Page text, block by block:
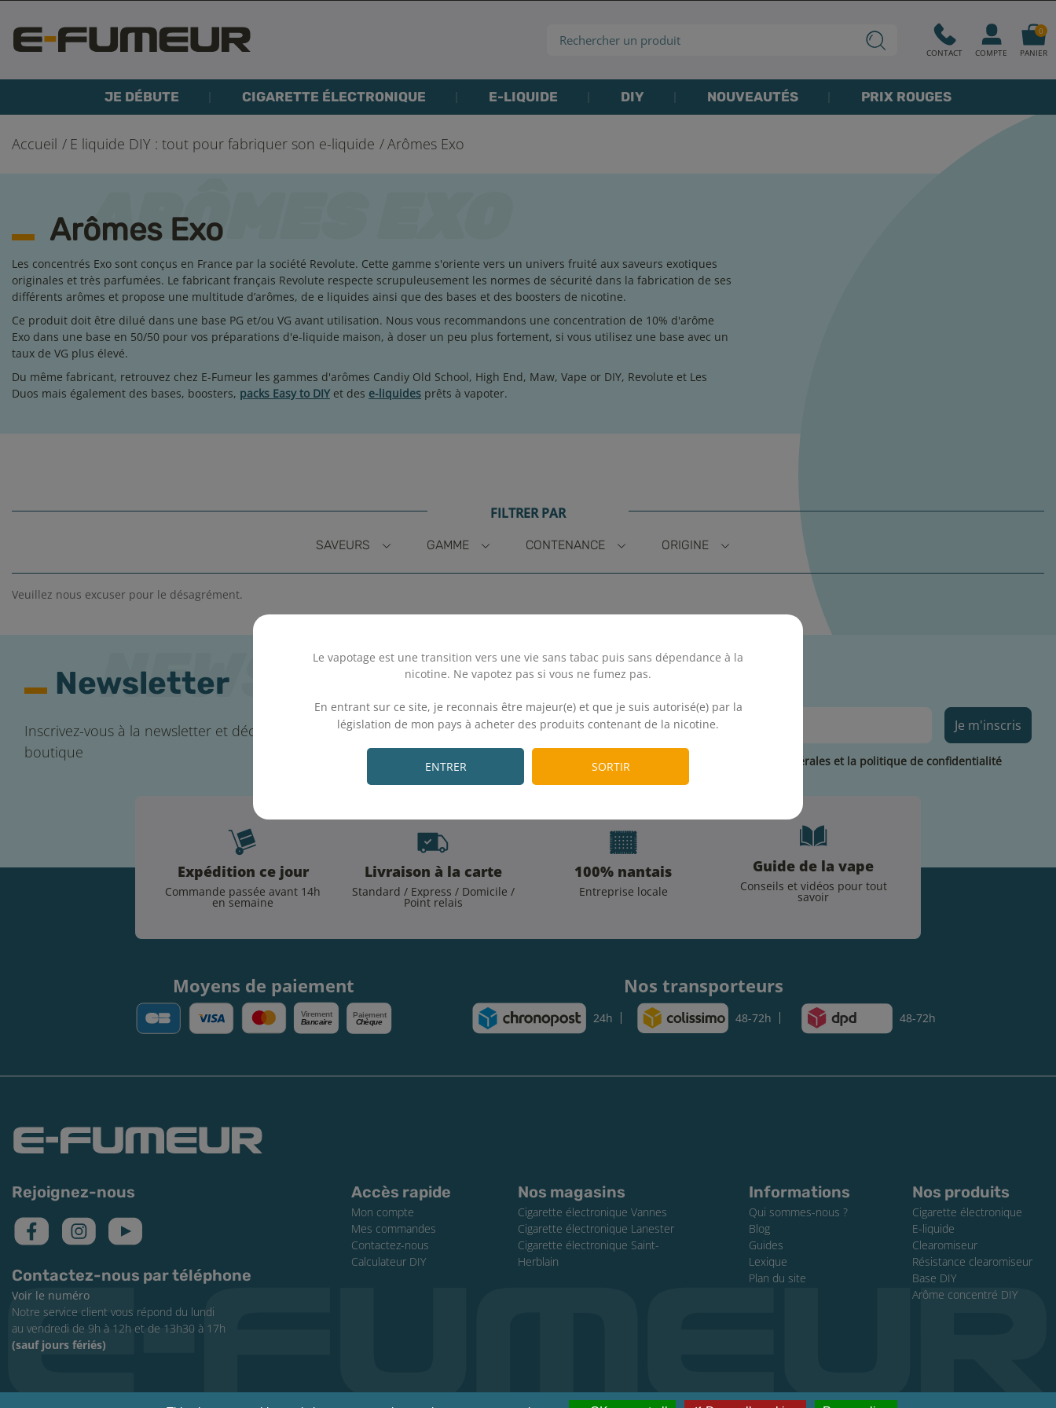
Le vapotage est une transition vers une vie sans tabac puis sans dépendance à la
nicotine. Ne vapotez pas si vous ne fumez pas.
En entrant sur ce site, je reconnais être majeur(e) et que je suis autorisé(e) par la
législation de mon pays à acheter des produits contenant de la nicotine.
ENTRER SORTIR
CONTACT COMPTE PANIER
0
JE DÉBUTE CIGARETTE ÉLECTRONIQUE E-LIQUIDE DIY NOUVEAUTÉS PRIX ROUGES
Accueil E liquide DIY : tout pour fabriquer son e-liquide Arômes Exo
Arômes Exo
Les concentrés Exo sont conçus en France par la société Revolute. Cette gamme s'oriente vers un univers fruité aux saveurs exotiques
originales et très parfumées. Le fabricant français Revolute respecte scrupuleusement les normes de sécurité dans la fabrication de ses
différents arômes et propose une multitude d’arômes, de e liquides ainsi que des bases et des boosters de nicotine.
Ce produit doit être dilué dans une base PG et/ou VG avant utilisation. Nous vous recommandons une concentration de 10% d'arôme
Exo dans une base en 50/50 pour vos préparations d'e-liquide maison, à doser un peu plus fortement, si vous utilisez une base avec un
taux de VG plus élevé.
Du même fabricant, retrouvez chez E-Fumeur les gammes d'arômes Candiy Old School, High End, Maw, Vape or DIY, Revolute et Les
Duos mais également des bases, boosters, packs Easy to DIY et des e-liquides prêts à vapoter.
FILTRER PAR
SAVEURS GAMME CONTENANCE ORIGINE
Veuillez nous excuser pour le désagrément.
Newsletter
Inscrivez-vous à la newsletter et découvrez toute l'actualité et les bons plans de la
boutique
Je m'inscris
J'accepte les conditions générales et la politique de confidentialité
Expédition ce jour
Commande passée avant 14h
en semaine
Livraison à la carte
Standard / Express / Domicile /
Point relais
100% nantais
Entreprise locale
Guide de la vape
Conseils et vidéos pour tout
savoir
Moyens de paiement
Virement
Bancaire
Paiement
Chèque
Nos transporteurs
24h 48-72h 48-72h
Rejoignez-nous
Contactez-nous par téléphone
Voir le numéro
Notre service client vous répond du lundi
au vendredi de 9h à 12h et de 13h30 à 17h
(sauf jours fériés)
Accès rapide
Mon compte
Mes commandes
Contactez-nous
Calculateur DIY
Nos magasins
Cigarette électronique Vannes
Cigarette électronique Lanester
Cigarette électronique Saint-
Herblain
Informations
Qui sommes-nous ?
Blog
Guides
Lexique
Plan du site
Nos produits
Cigarette électronique
E-liquide
Clearomiseur
Résistance clearomiseur
Base DIY
Arôme concentré DIY